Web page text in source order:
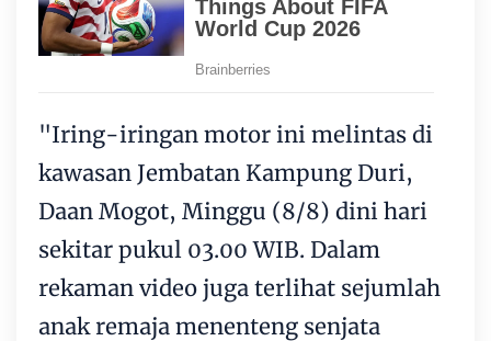
"Iring-iringan motor ini melintas di
kawasan Jembatan Kampung Duri,
Daan Mogot, Minggu (8/8) dini hari
sekitar pukul 03.00 WIB. Dalam
rekaman video juga terlihat sejumlah
anak remaja menenteng senjata